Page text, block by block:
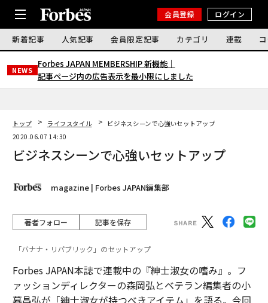
会員登録 ログイン
新着記事 人気記事 会員限定記事 カテゴリ 連載
NEWS
Forbes JAPAN MEMBERSHIP 新機能｜
記事ページ内の広告表示を最小限にしました
トップ ライフスタイル
ビジネスシーンで心強いセットアップ
2020.06.07 14:30
ビジネスシーンで心強いセットアップ
magazine | Forbes JAPAN編集部
著者フォロー 記事を保存
「バナナ・リパブリック」のセットアップ
Forbes JAPAN本誌で連載中の『紳士淑女の嗜み』。フ
ァッションディレクターの森岡弘とベテラン編集者の小
暮昌弘が「紳士淑女が持つべきアイテム」を語る。今回